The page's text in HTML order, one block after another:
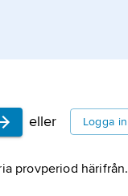
eller Logga in
provperiod härifrån.